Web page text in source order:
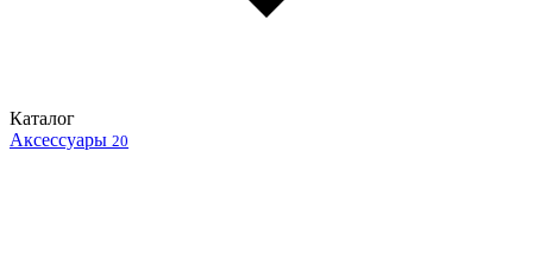
Каталог
Аксессуары 20